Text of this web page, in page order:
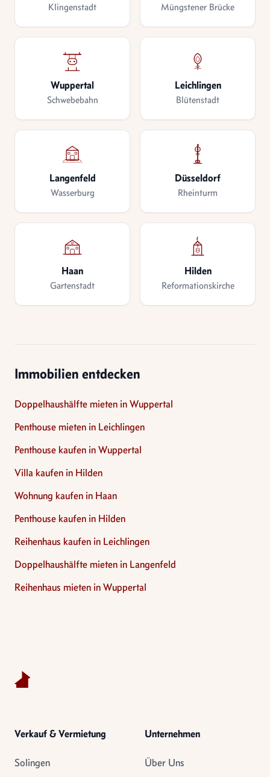
Klingenstadt Müngstener Brücke
Wuppertal
Schwebebahn
Leichlingen
Blütenstadt
Langenfeld
Wasserburg
Düsseldorf
Rheinturm
Haan
Gartenstadt
Hilden
Reformationskirche
Immobilien entdecken
Doppelhaushälfte mieten in Wuppertal
Penthouse mieten in Leichlingen
Penthouse kaufen in Wuppertal
Villa kaufen in Hilden
Wohnung kaufen in Haan
Penthouse kaufen in Hilden
Reihenhaus kaufen in Leichlingen
Doppelhaushälfte mieten in Langenfeld
Reihenhaus mieten in Wuppertal
Verkauf & Vermietung
Solingen
Unternehmen
Über Uns